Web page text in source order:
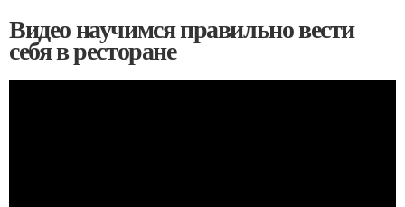
Видео научимся правильно вести
себя в ресторане